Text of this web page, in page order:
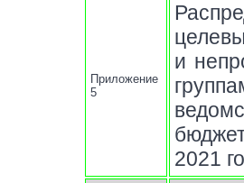
Приложение
5
и
2021